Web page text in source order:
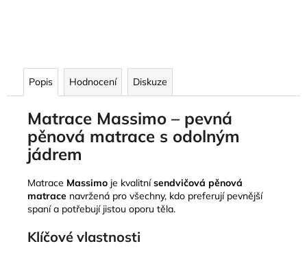
Popis Hodnocení Diskuze
Matrace Massimo – pevná
pěnová matrace s odolným
jádrem
Matrace Massimo je kvalitnísendvičová pěnová
matrace navržená pro všechny, kdo preferují pevnější
spaní a potřebují jistou oporu těla.
Klíčové vlastnosti